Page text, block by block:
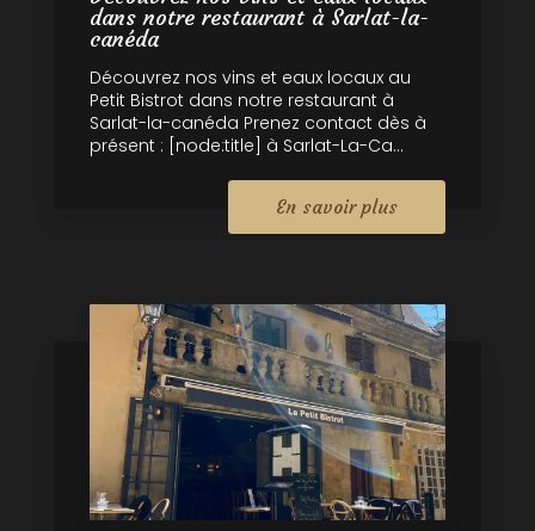
dans notre restaurant à Sarlat-la-
canéda
Découvrez nos vins et eaux locaux au
Petit Bistrot dans notre restaurant à
Sarlat-la-canéda Prenez contact dès à
présent : [node:title] à Sarlat-La-Ca...
En savoir plus